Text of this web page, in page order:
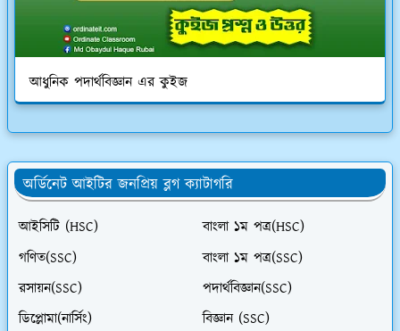
আধুনিক পদার্থবিজ্ঞান এর কুইজ
অর্ডিনেট আইটির জনপ্রিয় ব্লগ ক্যাটাগরি
আইসিটি (HSC)
বাংলা ১ম পত্র(HSC)
গণিত(SSC)
বাংলা ১ম পত্র(SSC)
রসায়ন(SSC)
পদার্থবিজ্ঞান(SSC)
ডিপ্লোমা(নার্সিং)
বিজ্ঞান (SSC)